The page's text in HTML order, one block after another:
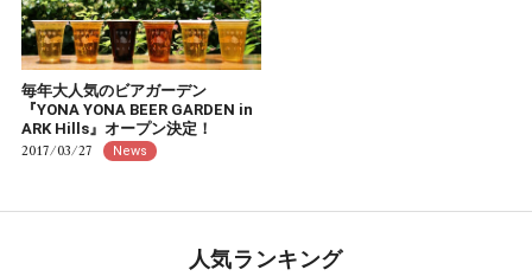
毎年大人気のビアガーデン
『YONA YONA BEER GARDEN in
ARK Hills』オープン決定！
2017/03/27 News
人気ランキング